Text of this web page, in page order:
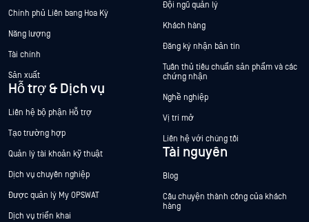
Chính phủ Liên bang Hoa Kỳ
Năng lượng
Tài chính
Sản xuất
Hỗ trợ & Dịch vụ
Liên hệ bộ phận Hỗ trợ
Tạo trường hợp
Quản lý tài khoản kỹ thuật
Dịch vụ chuyên nghiệp
Được quản lý My OPSWAT
Dịch vụ triển khai
Đội ngũ quản lý
Khách hàng
Đăng ký nhận bản tin
Tuân thủ tiêu chuẩn sản phẩm và các
chứng nhận
Nghề nghiệp
Vị trí mở
Liên hệ với chúng tôi
Tài nguyên
Blog
Câu chuyện thành công của khách
hàng